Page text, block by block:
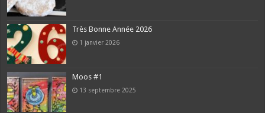
Très Bonne Année 2026
1 janvier 2026
Moos #1
13 septembre 2025